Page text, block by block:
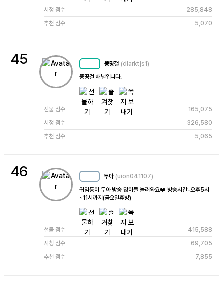
시청 점수
285,848
추천 점수
5,070
45 뚱띵걸 (dlarktjs1)
뚱띵걸 채널입니다.
선물 점수
165,075
시청 점수
326,580
추천 점수
5,065
46 두아 (uion041107)
귀염둥이 두아 방송 많이들 놀러와요❤️ 방송시간-오후5시
~11시까지(금요일휴방)
선물 점수
415,588
시청 점수
69,705
추천 점수
7,855